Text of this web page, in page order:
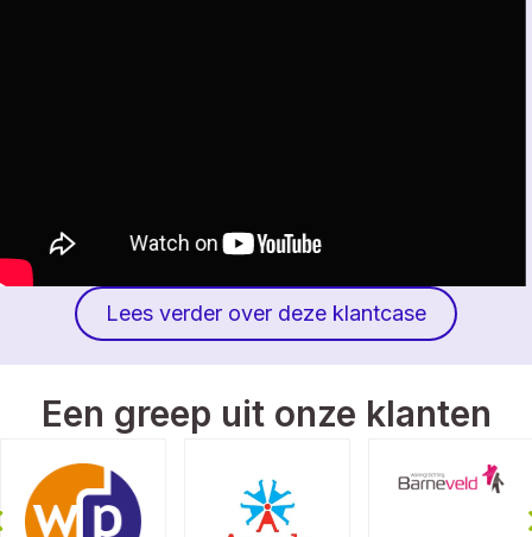
Lees verder over deze klantcase
Een greep uit onze klanten